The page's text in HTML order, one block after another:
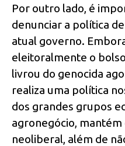
Por outro lado, é
denunciar a política
atual governo.
eleitoralmente o
livrou do genocida
realiza uma política
dos grandes grupos
agronegócio,
neoliberal, além de